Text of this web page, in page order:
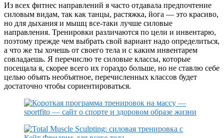
Из всех фитнес направлений я часто отдавала предпочтение
силовым видам, так как танцы, растяжка, йога — это красиво,
но для дыхания и мышц все-таки лучше силовые
направления. Тренировки различаются по цели и инвентарю,
поэтому прежде чем выбрать свой вариант надо определиться,
а что же ты хочешь от своего тела и с каким инвентарем
совладаешь. Я перечислю те силовые классы, которые
посещала я, скорее всего их гораздо больше, но не ставлю себе
целью объять необъятное, перечисленных классов будет
достаточно чтобы сориентироваться.